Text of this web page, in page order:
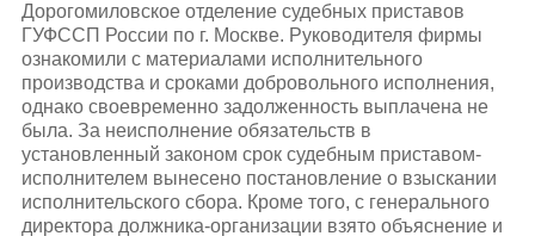
Дорогомиловское отделение судебных приставов
ГУФССП России по г. Москве. Руководителя фирмы
ознакомили с материалами исполнительного
производства и сроками добровольного исполнения,
однако своевременно задолженность выплачена не
была. За неисполнение обязательств в
установленный законом срок судебным приставом-
исполнителем вынесено постановление о взыскании
исполнительского сбора. Кроме того, с генерального
директора должника-организации взято объяснение и